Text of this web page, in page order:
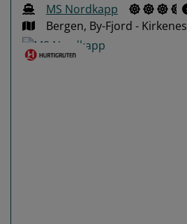
MS Nordkapp
Bergen, By-Fjord - Kirkenes